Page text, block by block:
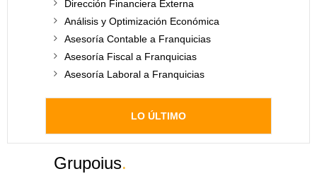
Dirección Financiera Externa
Análisis y Optimización Económica
Asesoría Contable a Franquicias
Asesoría Fiscal a Franquicias
Asesoría Laboral a Franquicias
LO ÚLTIMO
Grupoius.